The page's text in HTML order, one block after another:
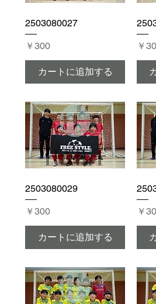
2503080027
価格
￥300
カートに追加する
価格
￥
2503080029
価格
￥300
カートに追加する
価格
￥